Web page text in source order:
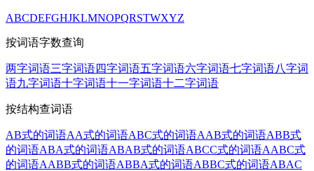
ABCDEFGHJKLMNOPQRSTWXYZ
按词语字数查询
两字词语三字词语四字词语五字词语六字词语七字词语八字词
语九字词语十字词语十一字词语十二字词语
按结构查词语
AB式的词语AA式的词语ABC式的词语AAB式的词语ABB式
的词语ABA式的词语ABAB式的词语ABCC式的词语AABC式
的词语AABB式的词语ABBA式的词语ABBC式的词语ABAC